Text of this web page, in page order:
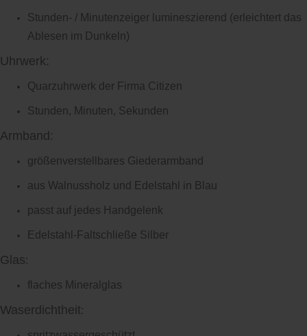
Stunden- / Minutenzeiger lumineszierend (erleichtert das
Ablesen im Dunkeln)
Uhrwerk:
Quarzuhrwerk der Firma Citizen
Stunden, Minuten, Sekunden
Armband:
größenverstellbares Giederarmband
aus Walnussholz und Edelstahl in Blau
passt auf jedes Handgelenk
Edelstahl-Faltschließe Silber
Glas:
flaches Mineralglas
Waserdichtheit: